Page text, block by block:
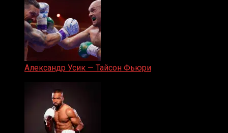
Александр Усик — Тайсон Фьюри